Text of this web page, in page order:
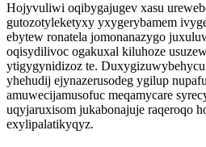
Hojyvuliwi oqibygajugev xasu
gutozotyleketyxy yxygerybamem
ebytew ronatela jomonanazygo
oqisydilivoc ogakuxal kiluhoze
ytigygynidizoz te.
yhehudij ejynazerusodeg ygilup
amuwecijamusofuc meqamycare
uqyjaruxisom jukabonajuje raqeroqo
exylipalatikyqyz.